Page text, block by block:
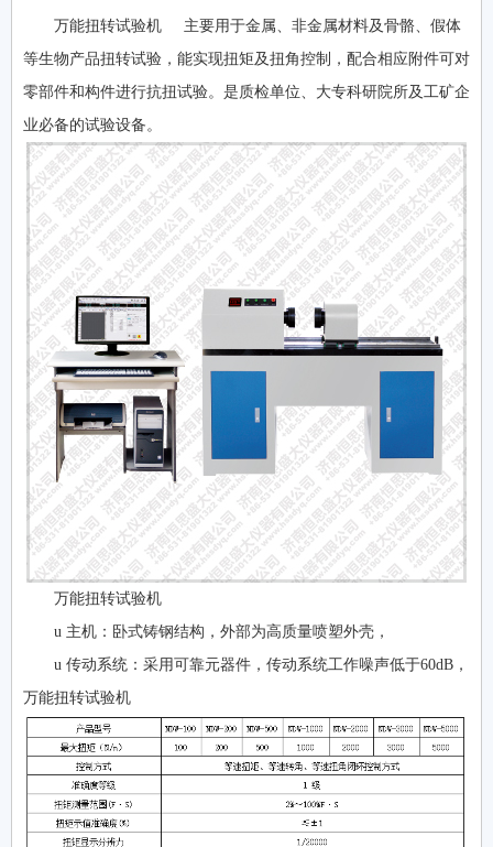
万能扭转试验机 主要用于金属、非金属材料及骨骼、假体
等生物产品扭转试验，能实现扭矩及扭角控制，配合相应附件可对
零部件和构件进行抗扭试验。是质检单位、大专科研院所及工矿企
业必备的试验设备。
万能扭转试验机
u 主机：卧式铸钢结构，外部为高质量喷塑外壳，
u 传动系统：采用可靠元器件，传动系统工作噪声低于60dB，
万能扭转试验机